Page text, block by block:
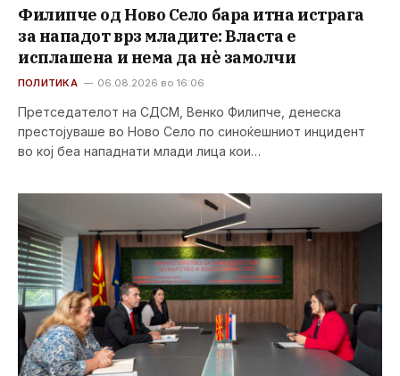
Филипче од Ново Село бара итна истрага
за нападот врз младите: Власта е
исплашена и нема да нè замолчи
ПОЛИТИКА 06.08.2026 во 16:06
Претседателот на СДСМ, Венко Филипче, денеска
престојуваше во Ново Село по синоќешниот инцидент
во кој беа нападнати млади лица кои…